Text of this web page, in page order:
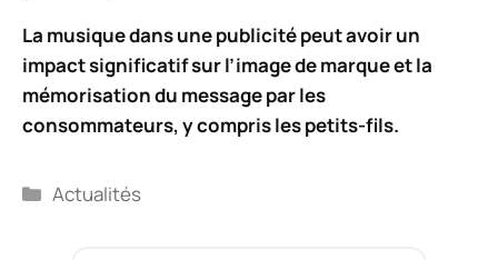
La musique dans une publicité peut avoir un
impact significatifsur l’image de marqueet la
mémorisation du message par les
consommateurs, y compris les petits-fils.
Catégories
Actualités